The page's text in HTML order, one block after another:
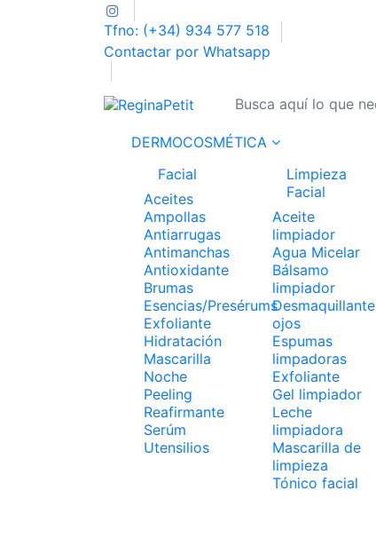
Tfno: (+34) 934 577 518
Contactar por Whatsapp
DERMOCOSMÉTICA
Facial
Aceites
Ampollas
Antiarrugas
Antimanchas
Antioxidante
Brumas
Esencias/Presérums
Exfoliante
Hidratación
Mascarilla
Noche
Peeling
Reafirmante
Serúm
Utensilios
Limpieza
Facial
Aceite
limpiador
Agua Micelar
Bálsamo
limpiador
Desmaquillante
ojos
Espumas
limpadoras
Exfoliante
Gel limpiador
Leche
limpiadora
Mascarilla de
limpieza
Tónico facial